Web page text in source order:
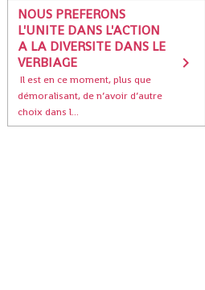
NOUS PREFERONS
L'UNITE DANS L'ACTION
A LA DIVERSITE DANS LE
VERBIAGE
Il est en ce moment, plus que
démoralisant, de n’avoir d’autre
choix dans l...